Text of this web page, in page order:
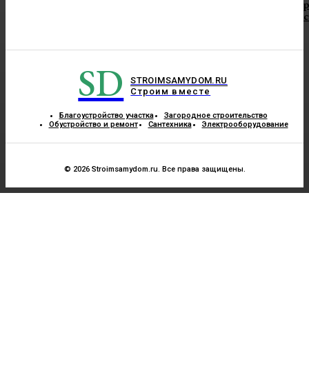
SD
STROIMSAMYDOM.RU
Строим вместе
Благоустройство участка
Загородное строительство
Обустройство и ремонт
Сантехника Электрооборудование
© 2026 Stroimsamydom.ru. Все права защищены.